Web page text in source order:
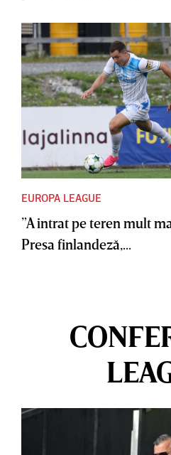
EUROPA LEAGUE
”A intrat pe teren mult
Presa finlandeză,...